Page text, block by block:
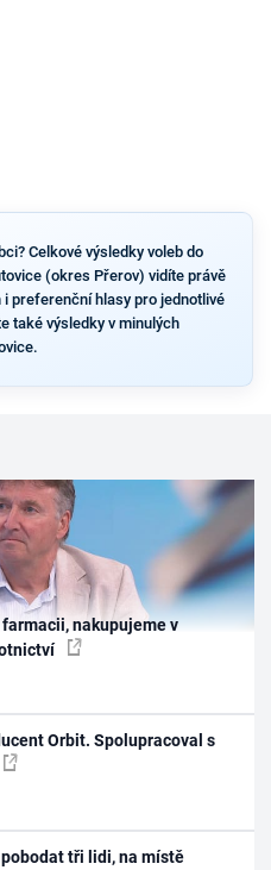
Celkové výsledky voleb do
(okres Přerov) vidíte právě
preferenční hlasy pro jednotlivé
také výsledky v minulých
nakupujeme v
Orbit. Spolupracoval s
tři lidi, na místě